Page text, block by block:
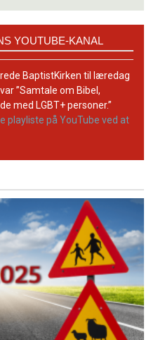
YOUTUBE-KANAL
BaptistKirken til læredag
”Samtale om Bibel,
med LGBT+ personer.”
playliste på YouTube ved at